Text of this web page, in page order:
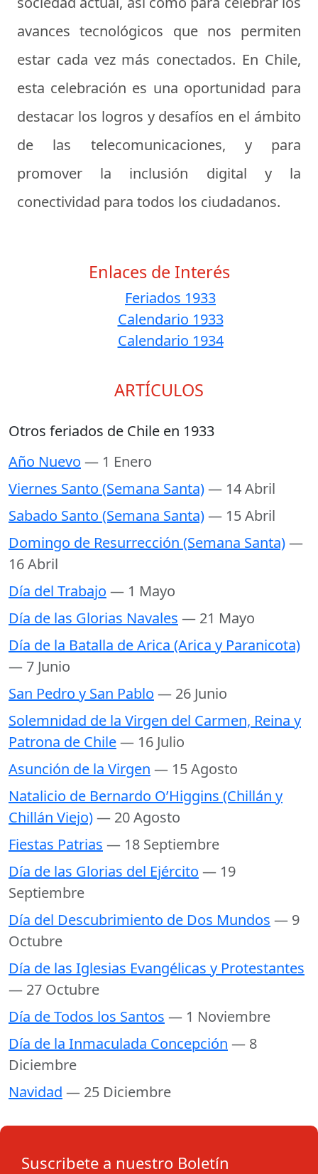
avances tecnológicos que nos permiten
estar cada vez más conectados. En Chile,
esta celebración es una oportunidad para
destacar los logros y desafíos en el ámbito
de las telecomunicaciones, y para
promover la inclusión digital y la
conectividad para todos los ciudadanos.
Enlaces de Interés
Feriados 1933
Calendario 1933
Calendario 1934
ARTÍCULOS
Otros feriados de Chile en 1933
Año Nuevo — 1 Enero
Viernes Santo (Semana Santa)— 14 Abril
Sabado Santo (Semana Santa)— 15 Abril
Domingo de Resurrección (Semana Santa)—
16 Abril
Día del Trabajo — 1 Mayo
Día de las Glorias Navales — 21 Mayo
Día de la Batalla de Arica (Arica y Paranicota)
— 7 Junio
San Pedro y San Pablo — 26 Junio
Solemnidad de la Virgen del Carmen, Reina y
Patrona de Chile— 16 Julio
Asunción de la Virgen — 15 Agosto
Natalicio de Bernardo O’Higgins (Chillán y
Chillán Viejo)— 20 Agosto
Fiestas Patrias — 18 Septiembre
Día de las Glorias del Ejército — 19
Septiembre
Día del Descubrimiento de Dos Mundos — 9
Octubre
Día de las Iglesias Evangélicas y Protestantes
— 27 Octubre
Día de Todos los Santos — 1 Noviembre
Día de la Inmaculada Concepción — 8
Diciembre
Navidad — 25 Diciembre
Suscribete a nuestro Boletín